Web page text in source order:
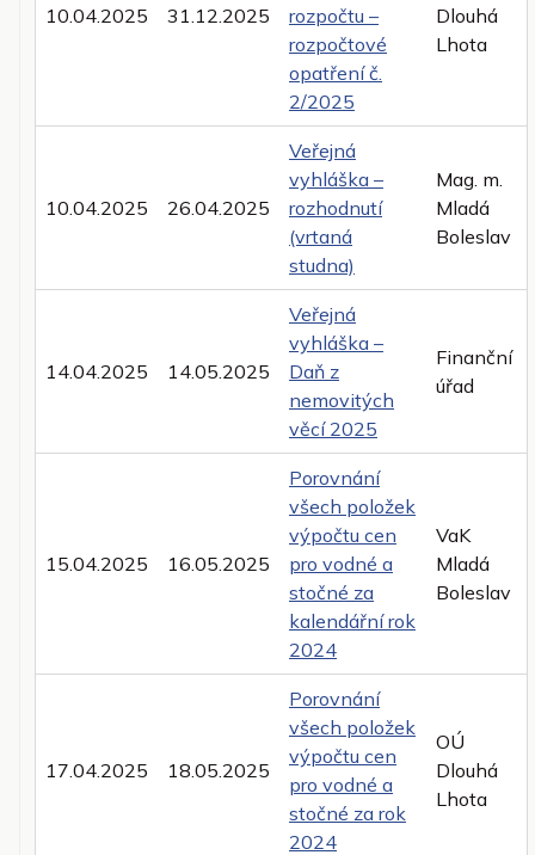
10.04.2025 31.12.2025
rozpočtu –
rozpočtové
opatření č.
2/2025
Dlouhá
Lhota
10.04.2025 26.04.2025
Veřejná
vyhláška –
rozhodnutí
(vrtaná
studna)
Mag. m.
Mladá
Boleslav
14.04.2025 14.05.2025
Veřejná
vyhláška –
Daň z
nemovitých
věcí 2025
Finanční
úřad
15.04.2025 16.05.2025
Porovnání
všech položek
výpočtu cen
pro vodné a
stočné za
kalendářní rok
2024
VaK
Mladá
Boleslav
17.04.2025 18.05.2025
Porovnání
všech položek
výpočtu cen
pro vodné a
stočné za rok
2024
OÚ
Dlouhá
Lhota